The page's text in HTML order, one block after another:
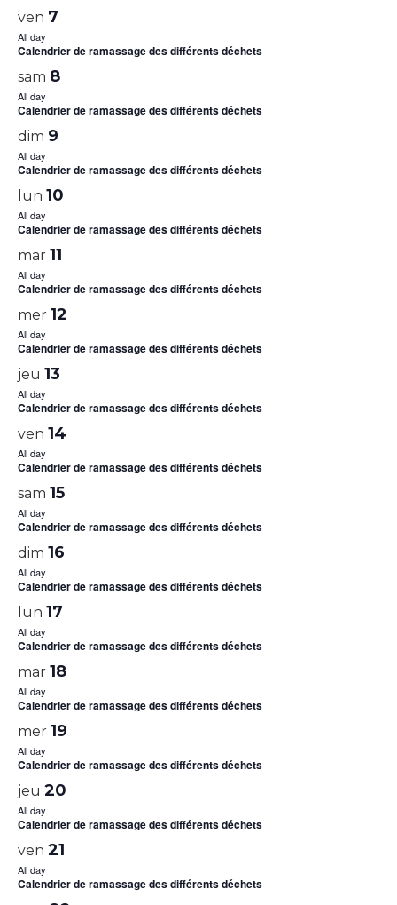
ven 7
All day
Calendrier de ramassage des différents déchets
sam 8
All day
Calendrier de ramassage des différents déchets
dim 9
All day
Calendrier de ramassage des différents déchets
lun 10
All day
Calendrier de ramassage des différents déchets
mar 11
All day
Calendrier de ramassage des différents déchets
mer 12
All day
Calendrier de ramassage des différents déchets
jeu 13
All day
Calendrier de ramassage des différents déchets
ven 14
All day
Calendrier de ramassage des différents déchets
sam 15
All day
Calendrier de ramassage des différents déchets
dim 16
All day
Calendrier de ramassage des différents déchets
lun 17
All day
Calendrier de ramassage des différents déchets
mar 18
All day
Calendrier de ramassage des différents déchets
mer 19
All day
Calendrier de ramassage des différents déchets
jeu 20
All day
Calendrier de ramassage des différents déchets
ven 21
All day
Calendrier de ramassage des différents déchets